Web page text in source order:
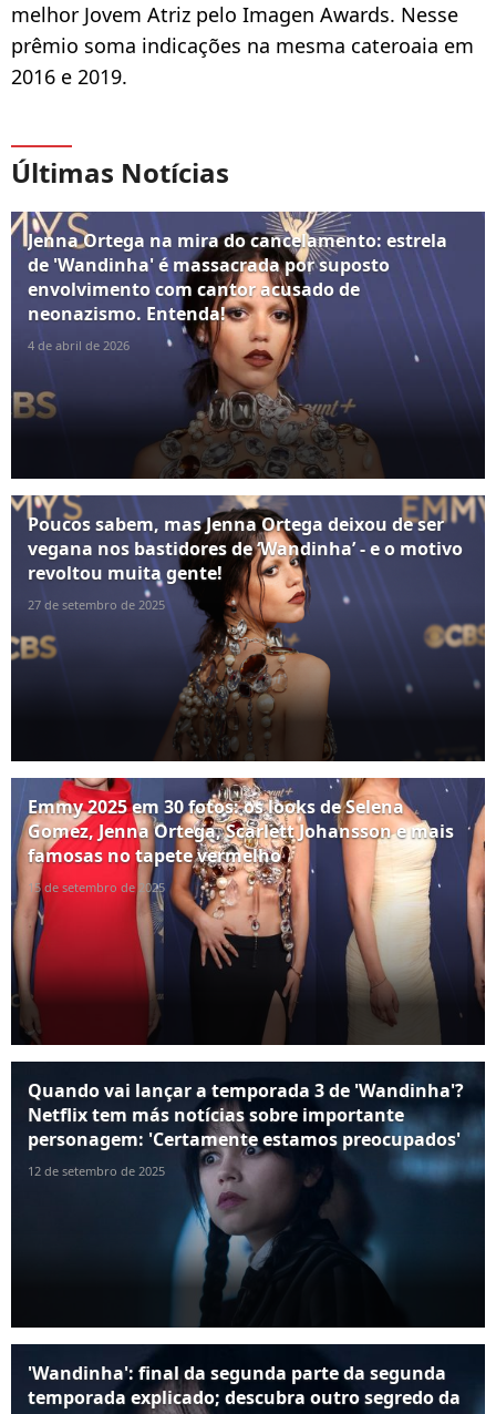
melhor Jovem Atriz pelo Imagen Awards. Nesse
prêmio soma indicações na mesma cateroaia em
2016 e 2019.
Últimas Notícias
Jenna Ortega na mira do cancelamento: estrela
de 'Wandinha' é massacrada por suposto
envolvimento com cantor acusado de
neonazismo. Entenda!
4 de abril de 2026
Poucos sabem, mas Jenna Ortega deixou de ser
vegana nos bastidores de ‘Wandinha’ - e o motivo
revoltou muita gente!
27 de setembro de 2025
Emmy 2025 em 30 fotos: os looks de Selena
Gomez, Jenna Ortega, Scarlett Johansson e mais
famosas no tapete vermelho
15 de setembro de 2025
Quando vai lançar a temporada 3 de 'Wandinha'?
Netflix tem más notícias sobre importante
personagem: 'Certamente estamos preocupados'
12 de setembro de 2025
'Wandinha': final da segunda parte da segunda
temporada explicado; descubra outro segredo da